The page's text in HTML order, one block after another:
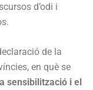
d’odi i
de la
en què se
sensibilització i el